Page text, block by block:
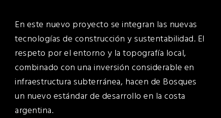
En este nuevo proyecto se integran las nuevas
tecnologías de construcción y sustentabilidad. El
respeto por el entorno y la topografía local,
combinado con una inversión considerable en
infraestructura subterránea, hacen de Bosques
un nuevo estándar de desarrollo en la costa
argentina.